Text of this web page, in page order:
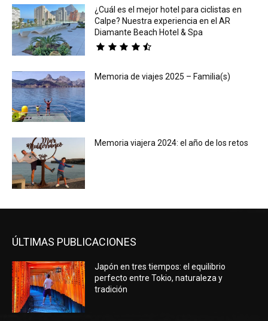
¿Cuál es el mejor hotel para ciclistas en
Calpe? Nuestra experiencia en el AR
Diamante Beach Hotel & Spa
Memoria de viajes 2025 – Familia(s)
Memoria viajera 2024: el año de los retos
ÚLTIMAS PUBLICACIONES
Japón en tres tiempos: el equilibrio
perfecto entre Tokio, naturaleza y
tradición